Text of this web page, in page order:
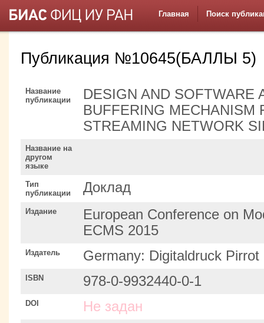
Главная Поиск
Публикация №10645(БАЛЛЫ 5)
Название
публикации
DESIGN AND SOFTWARE
BUFFERING MECHANISM
STREAMING NETWORK
Название на
другом
языке
Тип
публикации
Доклад
Издание
European Conference on
ECMS 2015
Издатель Germany: Digitaldruck Pirrot
ISBN 978-0-9932440-0-1
DOI Не задан